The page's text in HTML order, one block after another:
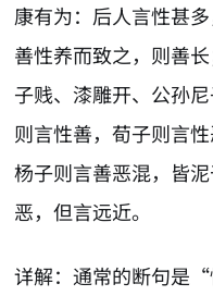
康有为：后人言性甚
善性养而致之，则善
子贱、漆雕开、公孙
则言性善，荀子则言
杨子则言善恶混，皆
恶，但言远近。
详解：通常的断句是